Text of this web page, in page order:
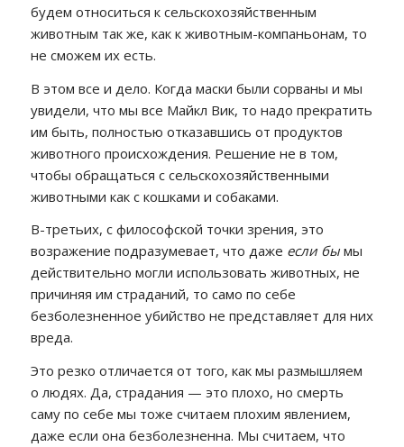
будем относиться к сельскохозяйственным
животным так же, как к животным-компаньонам, то
не сможем их есть.
В этом все и дело. Когда маски были сорваны и мы
увидели, что мы все Майкл Вик, то надо прекратить
им быть, полностью отказавшись от продуктов
животного происхождения. Решение не в том,
чтобы обращаться с сельскохозяйственными
животными как с кошками и собаками.
В-третьих, с философской точки зрения, это
возражение подразумевает, что даже если бымы
действительно могли использовать животных, не
причиняя им страданий, то само по себе
безболезненное убийство не представляет для них
вреда.
Это резко отличается от того, как мы размышляем
о людях. Да, страдания — это плохо, но смерть
саму по себе мы тоже считаем плохим явлением,
даже если она безболезненна. Мы считаем, что